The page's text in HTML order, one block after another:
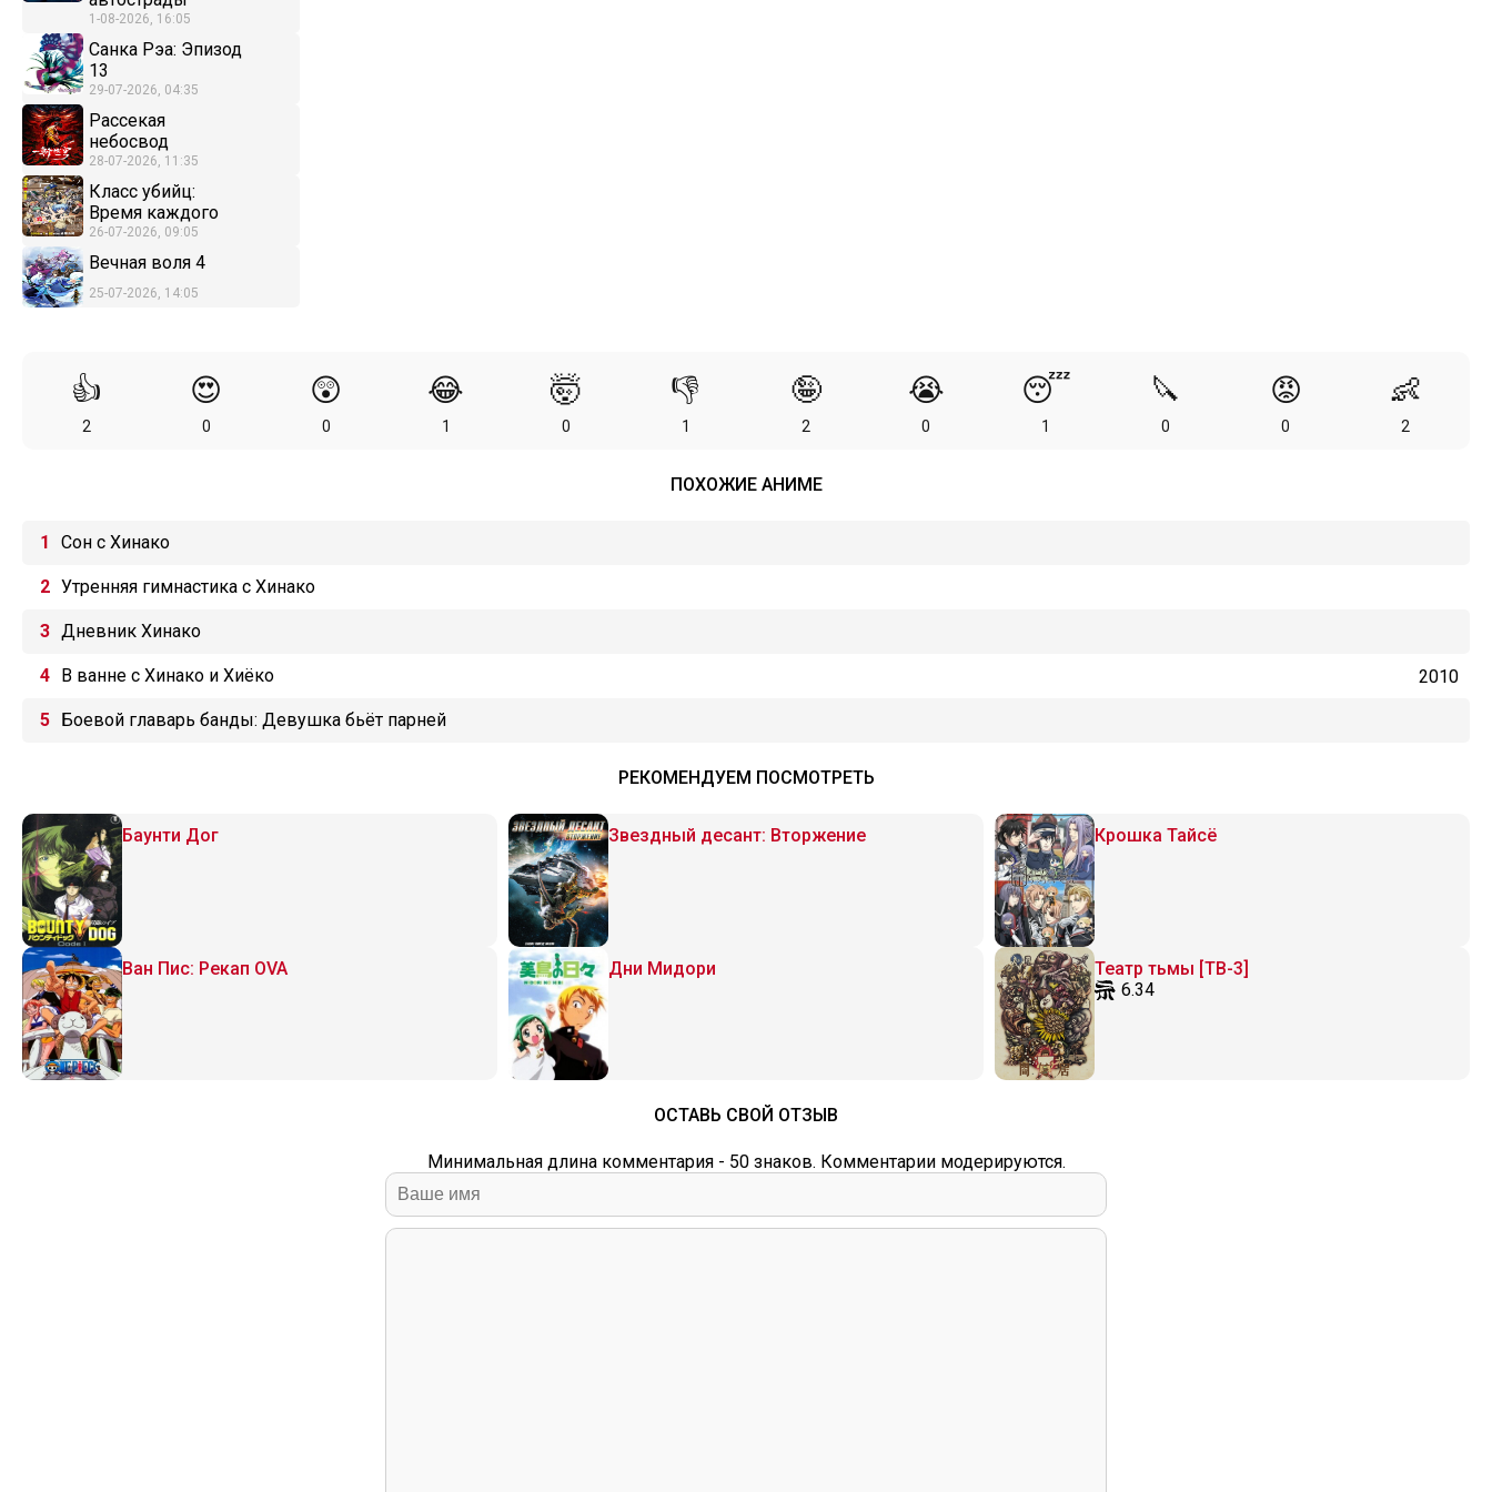
1-08-2026, 16:05
Санка Рэа: Эпизод
13
29-07-2026, 04:35
Рассекая
небосвод
28-07-2026, 11:35
Класс убийц:
Время каждого
26-07-2026, 09:05
Вечная воля 4
25-07-2026, 14:05
👍
2
😍
0
😲
0
😂
1
🤯
0
👎
1
🤪
2
😭
0
😴
1
🔪
0
😡
0
👶
2
ПОХОЖИЕ АНИМЕ
Сон с Хинако
Утренняя гимнастика с Хинако
Дневник Хинако
В ванне с Хинако и Хиёко 2010
Боевой главарь банды: Девушка бьёт парней
РЕКОМЕНДУЕМ ПОСМОТРЕТЬ
Баунти Дог Звездный десант: Вторжение Крошка Тайсё
Ван Пис: Рекап OVA Дни Мидори
Театр тьмы [ТВ-3]
6.34
ОСТАВЬ СВОЙ ОТЗЫВ
Минимальная длина комментария - 50 знаков. Комментарии модерируются.